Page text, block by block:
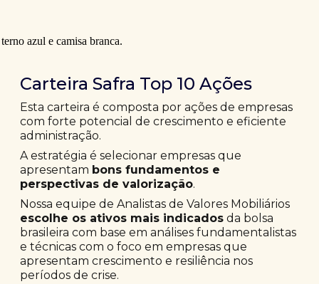
Carteira Safra Top 10 Ações
Esta carteira é composta por ações de empresas
com forte potencial de crescimento e eficiente
administração.
A estratégia é selecionar empresas que
apresentam bons fundamentos e
perspectivas de valorização.
Nossa equipe de Analistas de Valores Mobiliários
escolhe os ativos mais indicados da bolsa
brasileira com base em análises fundamentalistas
e técnicas com o foco em empresas que
apresentam crescimento e resiliência nos
períodos de crise.